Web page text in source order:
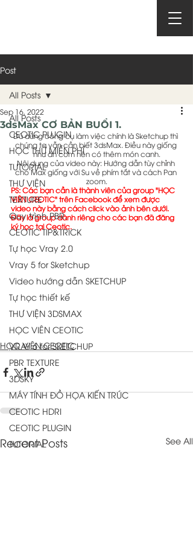
Post
All Posts
CEOTIC PLUGIN
HỌC THỬ MIỄN PHÍ
TUTORIAL
THƯ VIỆN
TEXTURE
Quy trình PBR.
CEOTIC TIP&TRICK
Tự học Vray 2.0
Vray 5 for Sketchup
Video hướng dẫn SKETCHUP
Tự học thiết kế
THƯ VIỆN 3DSMAX
HỌC VIÊN CEOTIC
VRAY 6 for SKETCHUP
PBR TEXTURE
3DSKY
MÁY TÍNH ĐỒ HỌA KIẾN TRÚC
CEOTIC HDRI
CEOTIC PLUGIN
TUTORIAL
All Posts
3dsMax CƠ BẢN BUỔI 1.
Sep 16, 2022
Dù dùng công cụ làm việc chính là Sketchup thì
chúng ta vẫn cần biết 3dsMax. Điều này giống
như ăn cơm nên có thêm món canh.
Nội dung của video này: Hướng dẫn tùy chỉnh
cho Max giống với Su về phím tắt và cách Pan
zoom.
PS: Các bạn cần là thành viên của group "HỌC
VIÊN CEOTIC" trên Facebook để xem được
video này bằng cách click vào ảnh bên dưới.
Đây là group dành riêng cho các bạn đã đăng
ký học tại Ceotic.
HỌC VIÊN CEOTIC
Recent Posts See All